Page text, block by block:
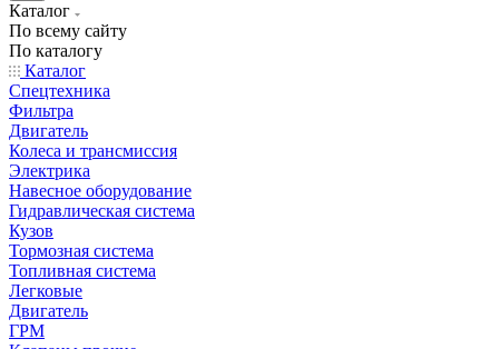
Каталог
По всему сайту
По каталогу
Каталог
Спецтехника
Фильтра
Двигатель
Колеса и трансмиссия
Электрика
Навесное оборудование
Гидравлическая система
Кузов
Тормозная система
Топливная система
Легковые
Двигатель
ГРМ